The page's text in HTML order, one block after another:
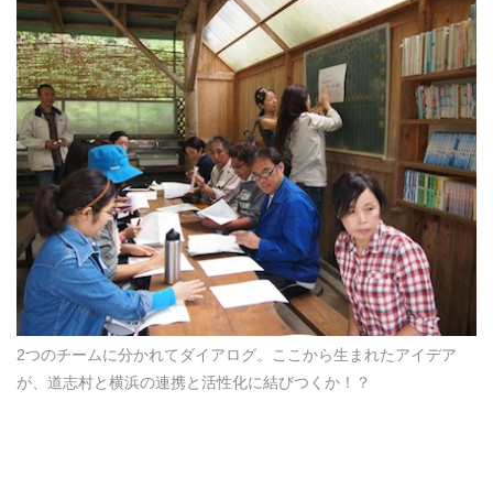
2つのチームに分かれてダイアログ。ここから生まれたアイデア
が、道志村と横浜の連携と活性化に結びつくか！？